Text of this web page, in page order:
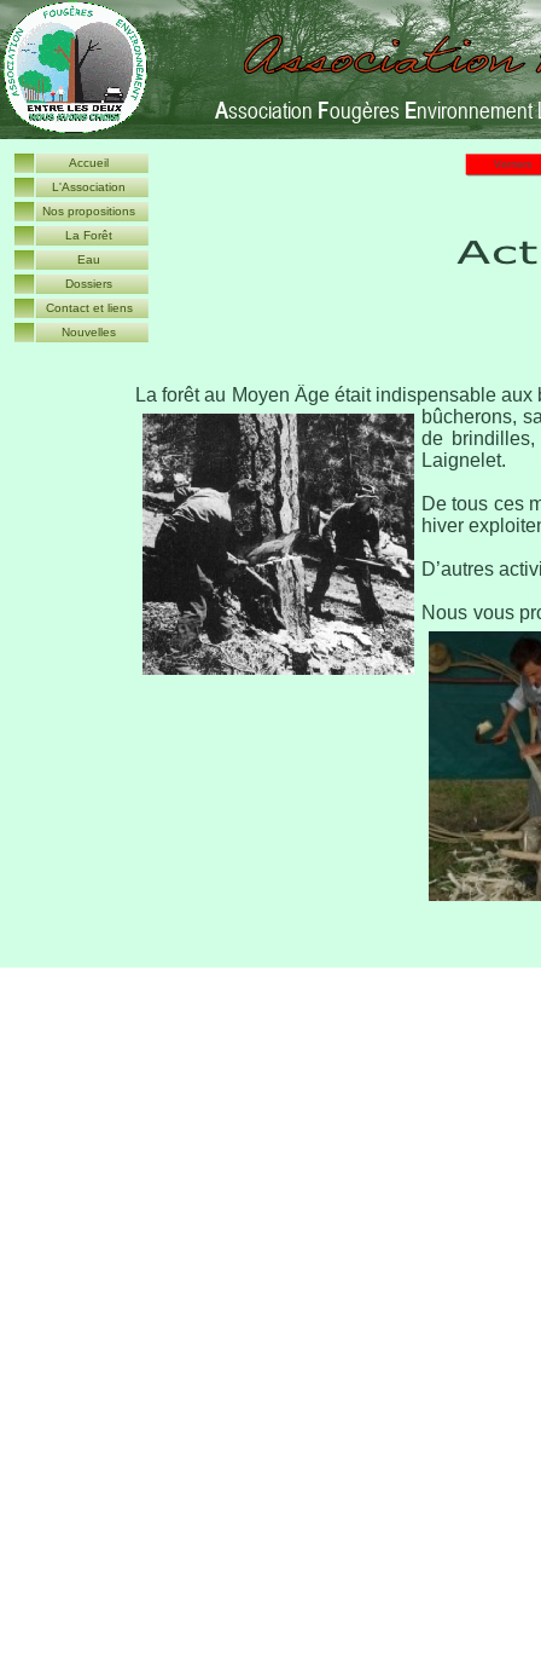
AssociationFougères Environnement
Accueil
L'Association
Nos propositions
La Forêt
Eau
Dossiers
Contact et liens
Nouvelles
La forêt au Moyen Âge était indispensable
bûcherons,
de
Laignelet.
De tous ces
hiver
D’autres
Nous vous
Verriers